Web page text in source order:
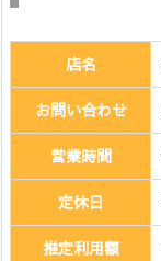
店名
お問い合わせ
営業時間
定休日
推定利用額